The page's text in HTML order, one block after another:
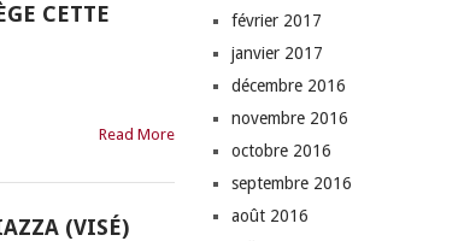
CETTE
Read More
(VISÉ)
février 2017
janvier 2017
décembre 2016
novembre 2016
octobre 2016
septembre 2016
août 2016